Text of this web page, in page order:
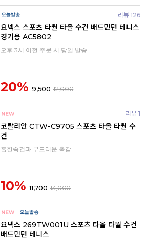
리뷰 126
요넥스 스포츠 타월 타올 수건 배드민턴 테니스
경기용 AC5802
오후 3시 이전 주문 시 당일 발송
20% 9,500 12,000
리뷰 1
코랄리안 CTW-C9705 스포츠 타올 타월 수
건
흡한속건과 부드러운 촉감
10% 11,700 13,000
요넥스 269TW001U 스포츠 타올 타월 수건
배드민턴 테니스